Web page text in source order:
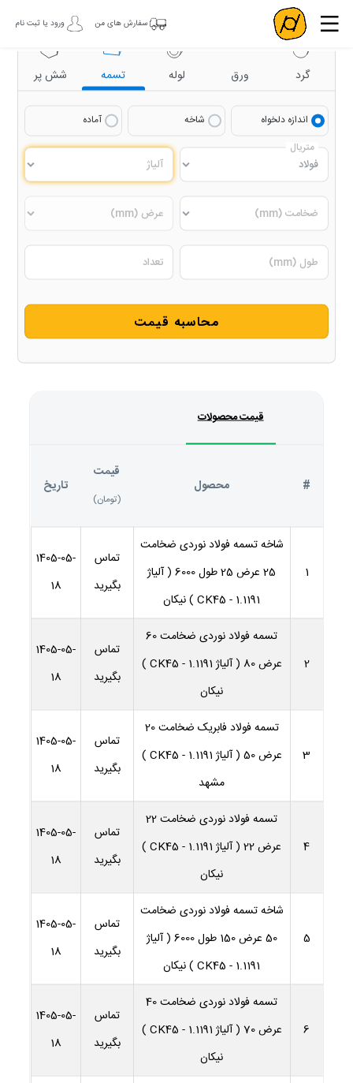
سفارش های من ورود یا ثبت نام
گرد ورق لوله تسمه شش پر
اندازه دلخواه شاخه
آماده
متریال
آلیاژ
ضخامت (mm) عرض (mm)
طول (mm) تعداد
محاسبه قیمت
قیمت محصولات
# محصول
قیمت
(تومان)
تاریخ
1
شاخه تسمه فولاد نوردی ضخامت
25 عرض 25 طول 6000 ( آلیاژ
1.1191 - CK45 ) نیکان
تماس
بگیرید
1405-05-
18
2
تسمه فولاد نوردی ضخامت 60
عرض 80 ( آلیاژ 1.1191 - CK45 )
نیکان
تماس
بگیرید
1405-05-
18
3
تسمه فولاد فابریک ضخامت 20
عرض 50 ( آلیاژ 1.1191 - CK45 )
مشهد
تماس
بگیرید
1405-05-
18
4
تسمه فولاد نوردی ضخامت 22
عرض 22 ( آلیاژ 1.1191 - CK45 )
نیکان
تماس
بگیرید
1405-05-
18
5
شاخه تسمه فولاد نوردی ضخامت
50 عرض 150 طول 6000 ( آلیاژ
1.1191 - CK45 ) نیکان
تماس
بگیرید
1405-05-
18
6
تسمه فولاد نوردی ضخامت 40
عرض 70 ( آلیاژ 1.1191 - CK45 )
نیکان
تماس
بگیرید
1405-05-
18